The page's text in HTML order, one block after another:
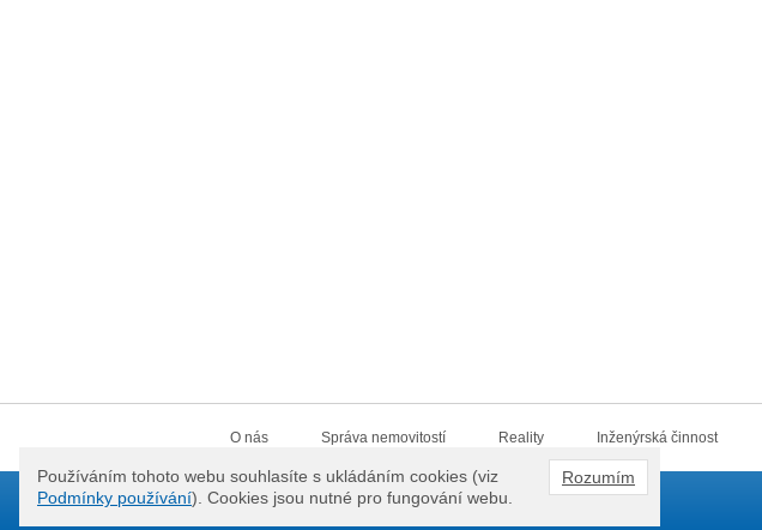
Používáním tohoto webu souhlasíte s ukládáním cookies (viz
Podmínky používání). Cookies jsou nutné pro fungování webu.
Rozumím
O nás Správa nemovitostí Reality Inženýrská činnost